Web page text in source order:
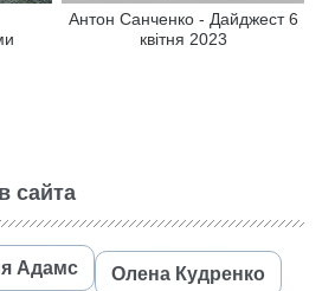
Антон Санченко - Дайджест 6
квітня 2023
сайта
Адамс Олена Кудренко